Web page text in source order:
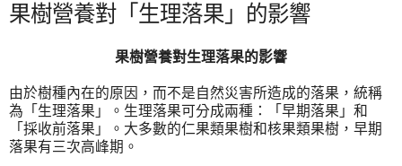
果樹營養對「生理落果」的影響
果樹營養對生理落果的影響
由於樹種內在的原因，而不是自然災害所造成的落果，統稱
為「生理落果」。生理落果可分成兩種：「早期落果」和
「採收前落果」。大多數的仁果類果樹和核果類果樹，早期
落果有三次高峰期。